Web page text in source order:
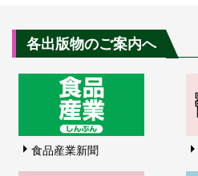
各出版物のご案内へ
食品産業新聞